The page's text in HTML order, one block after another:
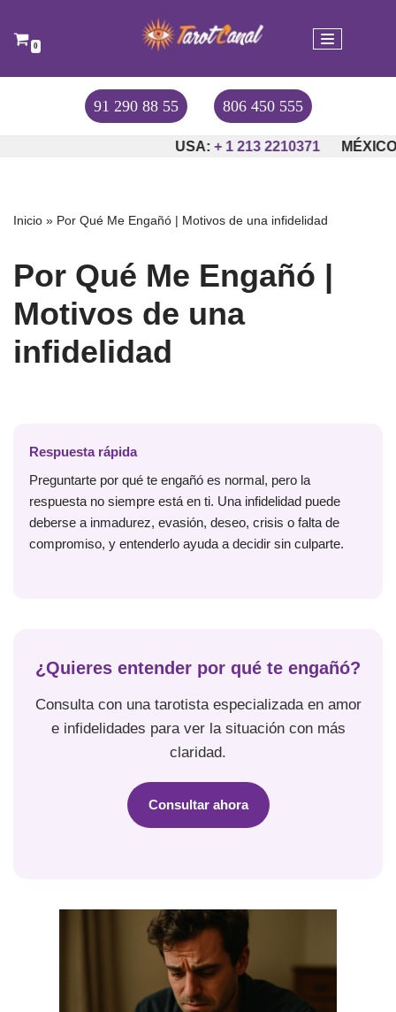
Saltar
0
91 290 88 55 806 450 555
USA:+ 1 213 2210371 MÉXICO:
Inicio » Por Qué Me Engañó | Motivos de una infidelidad
Por Qué Me Engañó |
Motivos de una
infidelidad
Respuesta rápida
Preguntarte por qué te engañó es normal, pero la
respuesta no siempre está en ti. Una infidelidad puede
deberse a inmadurez, evasión, deseo, crisis o falta de
compromiso, y entenderlo ayuda a decidir sin culparte.
¿Quieres entender por qué te engañó?
Consulta con una tarotista especializada en amor
e infidelidades para ver la situación con más
claridad.
Consultar ahora